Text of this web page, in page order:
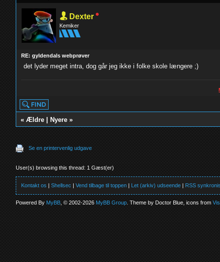
Dexter
Kemiker
RE: gyldendals webprøver
det lyder meget intra, dog går jeg ikke i folke skole længere ;)
«Ældre Nyere »
Se en printervenlig udgave
User(s) browsing this thread: 1 Gæst(er)
Kontakt os |Shellsec |Vend tilbage til toppen | Let (arkiv) udseende | RSS
Powered ByMyBB , © 2002-2026MyBB Group . Theme by Doctor Blue, icons from